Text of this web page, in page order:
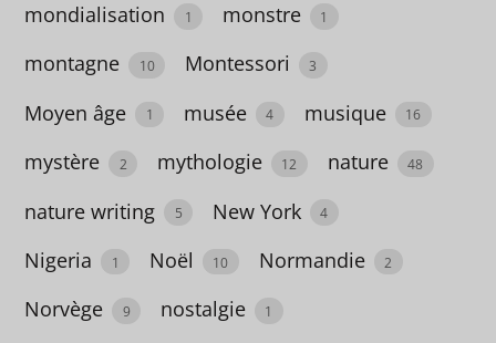
7
extra-
3
faits
divers
mondialisation 1 monstre 1
montagne 10 Montessori 3
Moyen âge 1 musée 4 musique 16
mystère 2 mythologie 12 nature 48
nature writing 5 New York 4
Nigeria 1 Noël 10 Normandie 2
Norvège 9 nostalgie 1